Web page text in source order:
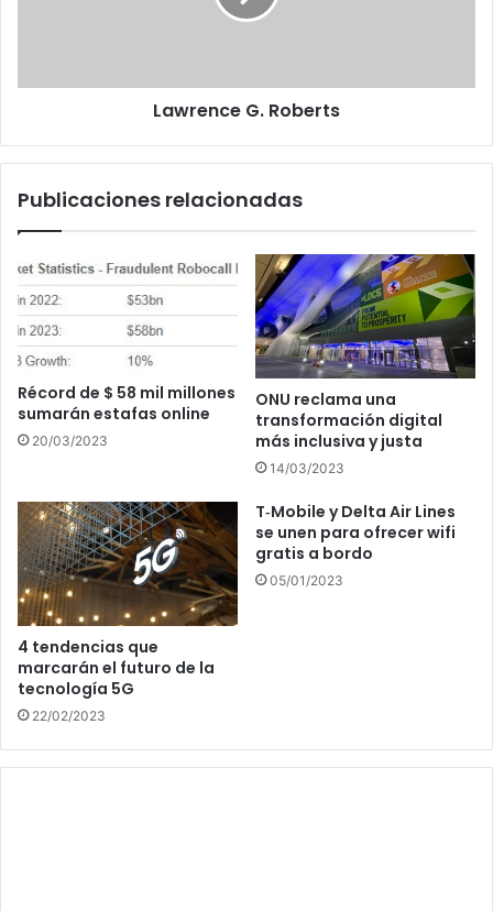
Lawrence G. Roberts
Publicaciones relacionadas
Récord de $ 58 mil millones
sumarán estafas online
20/03/2023
ONU reclama una
transformación digital
más inclusiva y justa
14/03/2023
4 tendencias que
marcarán el futuro de la
tecnología 5G
22/02/2023
T‑Mobile y Delta Air Lines
se unen para ofrecer wifi
gratis a bordo
05/01/2023